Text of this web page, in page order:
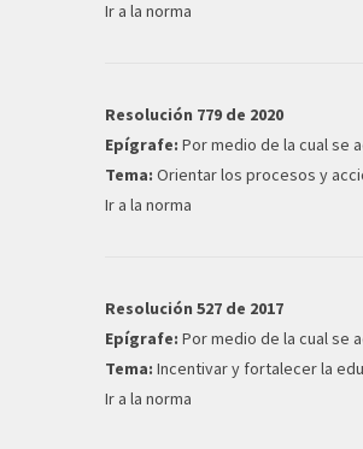
Ir a la norma
Resolución 779 de 2020
Epígrafe: Por medio de la cual se
Tema: Orientar los procesos y
Ir a la norma
Resolución 527 de 2017
Epígrafe: Por medio de la cual se
Tema: Incentivar y fortalecer la
Ir a la norma